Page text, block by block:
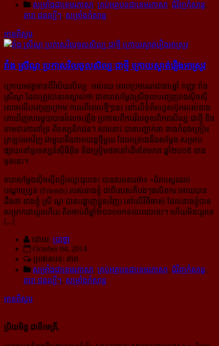
សម្រាំងជាខេមរភាសា, គ្រប់អត្ថបទជាខេមរភាសា, ជុំវិញកំសាន្ដ,
តារា ជនល្បីៗ, សម្រាំងកំសាន្ដ
អានពិស្ដារ
វ៉ាង ស្រីណូ ប្រកាស​វិល​ចូល​សិល្បៈ​ជា​ថ្មី ក្រោយ​ស្ងាត់​រឿង​អាស្រូវ
ក្រោយអវត្តមានពីវិស័យសិល្បៈ អស់​រយៈពេល​ប្រមាណ​ជាង​៤ឆ្នាំ កញ្ញា វ៉ាង
ស្រីណូ ដែល​ត្រូវ​បាន​គេ​ស្គាល់​ថា ជា​តារា​សម្តែង​ស្រី​ចូល​បញ្ចេញ​រាង​ស៊ិចស៊ី
លេច​លើ​បញ្ចេញ​ក្រោម កាល​ពី​ពេល​ថ្មីៗ​នេះ នៅ​លើ​ទំព័រ​ហ្វេសប៊ុក​របស់​នាង
គេ​ឃើញ​សារ​មួយ​បាន​រំលេច​ឡើង ប្រកាស​ពី​ការ​វិល​ចូល​ពិភព​សិល្បៈ​ជា​ថ្មី និង​
ទាមទារ​ការ​គាំទ្រ ពី​ទស្សនិកជន​។ សារនោះ បានបញ្ជាក់ថា នាងកំពុងត្រៀម
ត្រឡប់មកវិញ ជាមួយ​នឹង​ភាពយន្ដ​ថ្មី​មួយ ​ដែល​​គ្រោង​​នឹង​​សម្តែង សម្រាប់​​
ផ្សាយ​​នៅ​​ទូរទស្សន៍​ស៊ីធីអ៊ិន និង​ត្រៀម​ថត​នៅ​ដើម​ខែ​មករា ឆ្នាំ​២០១៥ ខាង​
មុខ​នេះ។
តារា​សម្តែង​ស៊ិចស៊ី​ល្បី​ឈ្មោះ​រូប​នេះ បាន​សរសេរ​ថា៖ «ជំរាប​សួរ​ដល់
បណ្តាហ្វ្រេន (Friends) របស់នាងខ្ញុំ ជាពិសេសគឺបងៗផលិតករ អោយបាន
ដឹងថា នាងខ្ញុំ ស្រី ណូ បាន​បង្ហាញ​ខ្លួន(វិញ) នៅលើវិថីចាស់ ដែល​នាងខ្ញុំបាន
សម្រាកជាយូរហើយ គិតចាប់ពីឆ្នាំ២០១០មក​ទល់​ពេល​នេះ។ ហើយមិនយូរទេ
[...]
ដោយ: ប្រាថ្នា
October 04, 2014
ប្រធានបទ: តារា
សម្រាំងជាខេមរភាសា, គ្រប់អត្ថបទជាខេមរភាសា, ជុំវិញកំសាន្ដ,
តារា ជនល្បីៗ, សម្រាំងកំសាន្ដ
អានពិស្ដារ
ប្រិយមិត្ត ជាទីមេត្រី,